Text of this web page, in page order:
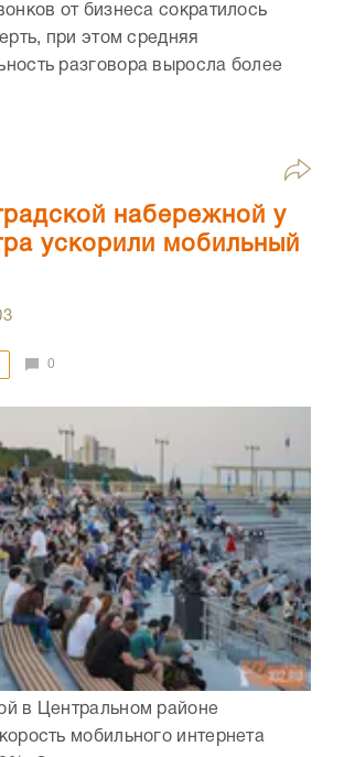
от бизнеса сократилось
при этом средняя
разговора выросла более
набережной у
ускорили мобильный
0
в Центральном районе
мобильного интернета